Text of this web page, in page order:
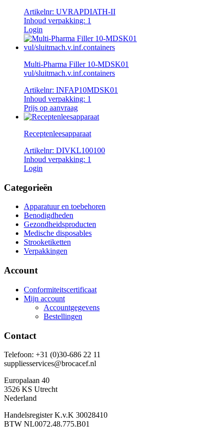
Artikelnr: UVRAPDIATH-II
Inhoud verpakking: 1
Login
Multi-Pharma Filler 10-MDSK01
vul/sluitmach.v.inf.containers
Artikelnr: INFAP10MDSK01
Inhoud verpakking: 1
Prijs op aanvraag
Receptenleesapparaat
Artikelnr: DIVKL100100
Inhoud verpakking: 1
Login
Categorieën
Apparatuur en toebehoren
Benodigdheden
Gezondheidsproducten
Medische disposables
Strooketiketten
Verpakkingen
Account
Conformiteitscertificaat
Mijn account
Accountgegevens
Bestellingen
Contact
Telefoon: +31 (0)30-686 22 11
suppliesservices@brocacef.nl
Europalaan 40
3526 KS Utrecht
Nederland
Handelsregister K.v.K 30028410
BTW NL0072.48.775.B01